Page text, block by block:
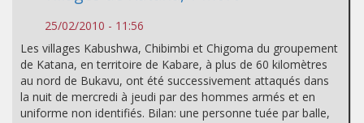
25/02/2010 - 11:56
Les villages Kabushwa, Chibimbi et Chigoma du groupement
de Katana, en territoire de Kabare, à plus de 60 kilomètres
au nord de Bukavu, ont été successivement attaqués dans
la nuit de mercredi à jeudi par des hommes armés et en
uniforme non identifiés. Bilan: une personne tuée par balle,